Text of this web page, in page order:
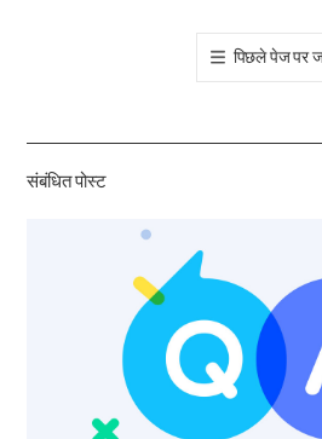
톡
공
기
पिछले पेज पर
संबंधित पोस्ट